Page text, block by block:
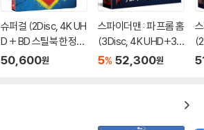
슈퍼걸 (2Disc, 4K UH
D + BD 스틸북 한정
판) (펀치) : 블루레이
50,600원
스파이더맨 : 파 프롬 홈
(3Disc, 4K UHD+3D
+BD 렌티큘러 풀슬립
5% 52,300원